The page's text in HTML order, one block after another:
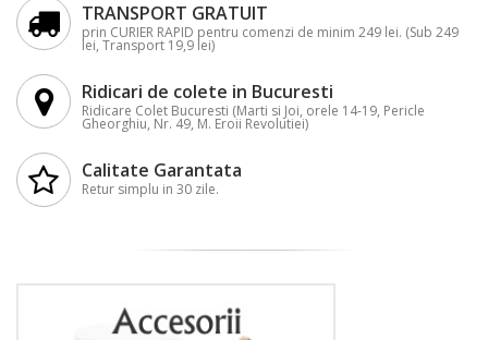
TRANSPORT GRATUIT
prin CURIER RAPID pentru comenzi de minim 249 lei. (Sub 249
lei, Transport 19,9 lei)
Ridicari de colete in Bucuresti
Ridicare Colet Bucuresti (Marti si Joi, orele 14-19, Pericle
Gheorghiu, Nr. 49, M. Eroii Revolutiei)
Calitate Garantata
Retur simplu in 30 zile.